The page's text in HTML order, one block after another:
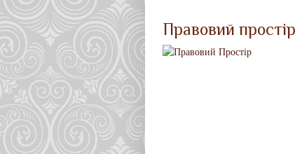
Правовий простір